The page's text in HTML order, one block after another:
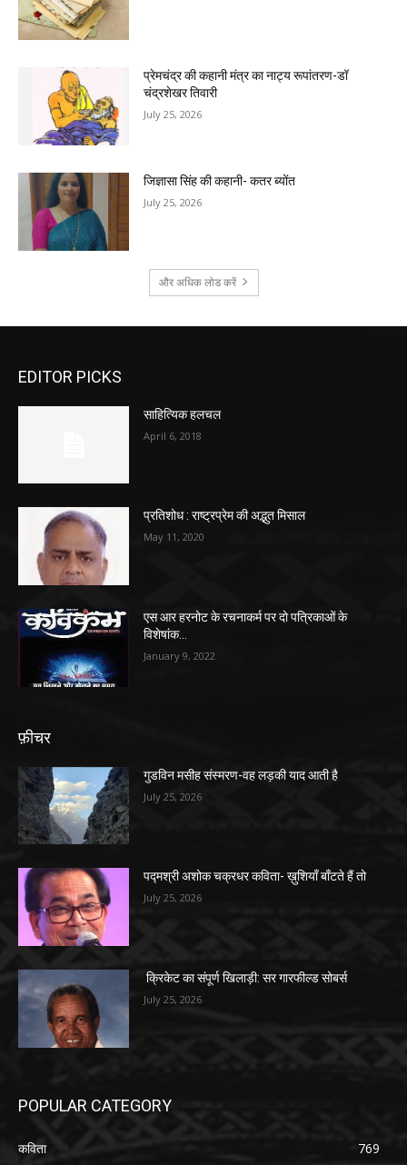
प्रेमचंद्र की कहानी मंत्र का नाट्य रूपांतरण-डॉ
चंद्रशेखर तिवारी
July 25, 2026
जिज्ञासा सिंह की कहानी- कतर ब्योंत
July 25, 2026
और अधिक लोड करें
EDITOR PICKS
साहित्यिक हलचल
April 6, 2018
प्रतिशोध : राष्ट्रप्रेम की अद्भुत मिसाल
May 11, 2020
एस आर हरनोट के रचनाकर्म पर दो पत्रिकाओं के
विशेषांक…
January 9, 2022
फ़ीचर
गुडविन मसीह संस्मरण-वह लड़की याद आती है
July 25, 2026
पद्मश्री अशोक चक्रधर कविता- ख़ुशियाँ बाँटते हैं तो
July 25, 2026
क्रिकेट का संपूर्ण खिलाड़ी: सर गारफील्ड सोबर्स
July 25, 2026
POPULAR CATEGORY
कविता
769